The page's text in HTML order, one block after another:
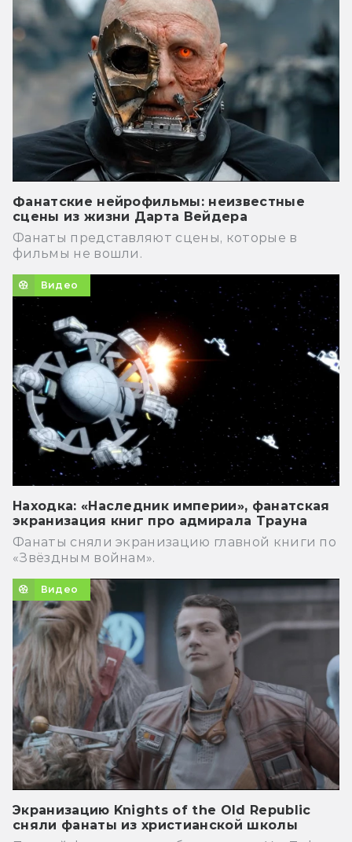
Фанатские нейрофильмы: неизвестные
сцены из жизни Дарта Вейдера
Фанаты представляют сцены, которые в
фильмы не вошли.
Видео
Находка: «Наследник империи», фанатская
экранизация книг про адмирала Трауна
Фанаты сняли экранизацию главной книги по
«Звёздным войнам».
Видео
Экранизацию Knights of the Old Republic
сняли фанаты из христианской школы